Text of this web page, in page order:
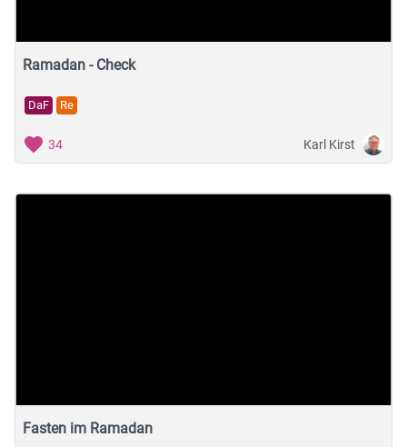
Ramadan - Check
DaF Re
34 Karl Kirst
Fasten im Ramadan